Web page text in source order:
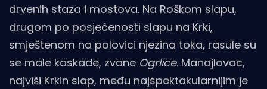
drvenih staza i mostova. Na Roškom slapu,
drugom po posjećenosti slapu na Krki,
smještenom na polovici njezina toka, rasule su
se male kaskade, zvane Ogrlice. Manojlovac,
najviši Krkin slap, među najspektakularnijim je